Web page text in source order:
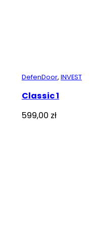
DefenDoor, INVEST
Classic 1
599,00 zł